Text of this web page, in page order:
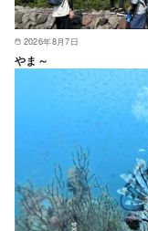
2026年8月7日
やま～